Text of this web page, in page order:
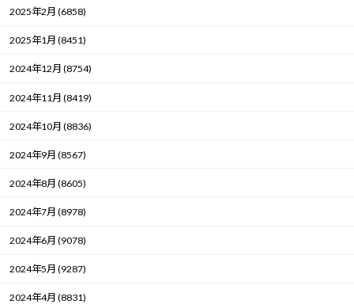
2025年2月 (6858)
2025年1月 (8451)
2024年12月 (8754)
2024年11月 (8419)
2024年10月 (8836)
2024年9月 (8567)
2024年8月 (8605)
2024年7月 (8978)
2024年6月 (9078)
2024年5月 (9287)
2024年4月 (8831)